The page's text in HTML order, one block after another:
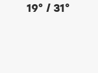
19° / 31°